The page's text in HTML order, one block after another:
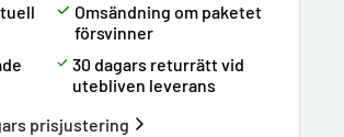
Omsändning om paketet
försvinner
30 dagars returrätt vid
utebliven leverans
prisjustering